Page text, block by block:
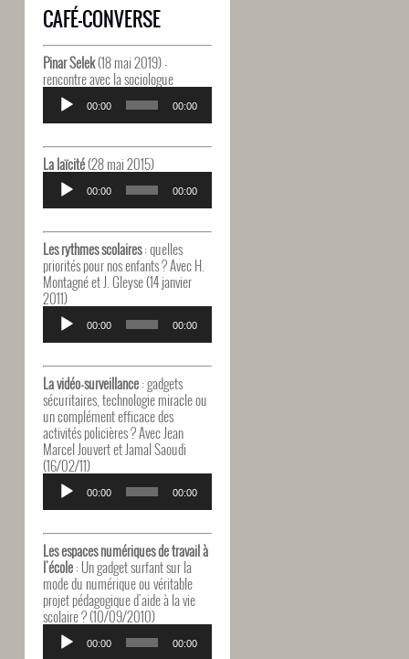
CAFÉ-CONVERSE
Pinar Selek(18 mai 2019) -
rencontre avec la sociologue
Lecteur
audio
00:00 00:00
La laïcité(28 mai 2015)
Lecteur
audio
00:00 00:00
Les rythmes scolaires: quelles
priorités pour nos enfants ? Avec H.
Montagné et J. Gleyse (14 janvier
2011)
Lecteur
audio
00:00 00:00
La vidéo-surveillance: gadgets
sécuritaires, technologie miracle ou
un complément efficace des
activités policières ? Avec Jean
Marcel Jouvert et Jamal Saoudi
(16/02/11)
Lecteur
audio
00:00 00:00
Les espaces numériques de travail à
l'école: Un gadget surfant sur la
mode du numérique ou véritable
projet pédagogique d'aide à la vie
scolaire ? (10/09/2010)
Lecteur
audio
00:00 00:00